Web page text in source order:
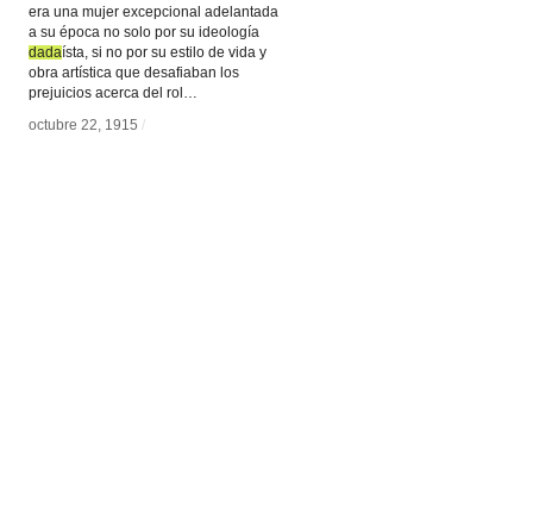
era una mujer excepcional adelantada
a su época no solo por su ideología
dadaísta, si no por su estilo de vida y
obra artística que desafiaban los
prejuicios acerca del rol…
octubre 22, 1915 /
dada
octubre 22, 1915 /